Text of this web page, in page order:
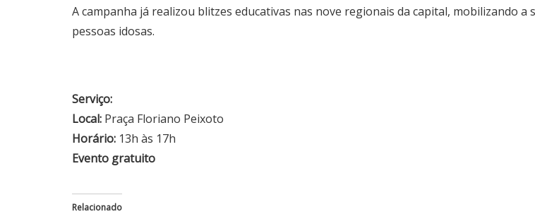
A campanha já realizou blitzes educativas nas nove regionais da capital, mobilizando
pessoas idosas.
Serviço:
Local: Praça Floriano Peixoto
Horário: 13h às 17h
Evento gratuito
Relacionado